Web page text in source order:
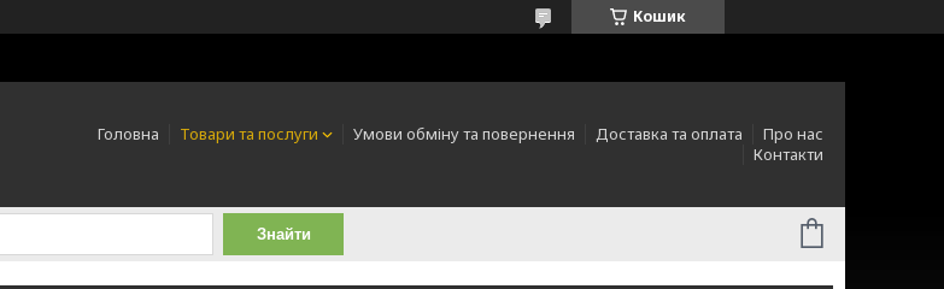
Кошик
Головна Товари та послуги Умови обміну та повернення Доставка та оплата
Про нас
Контакти
Знайти